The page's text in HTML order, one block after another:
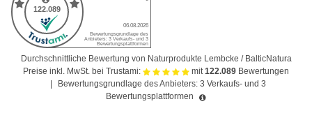
Durchschnittliche Bewertung von Naturprodukte Lembcke / BalticNatura
Preise inkl. MwSt. bei Trustami:
mit122.089 Bewertungen
Bewertungsgrundlage des Anbieters: 3 Verkaufs- und 3
Bewertungsplattformen